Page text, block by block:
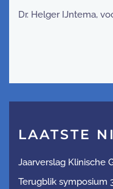
Dr. Helger IJntema,
LAATSTE
Jaarverslag Klinische
Terugblik symposium